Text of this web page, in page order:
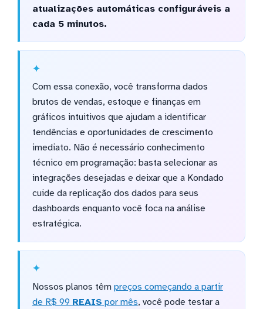
atualizações automáticas configuráveis a
cada 5 minutos.
Com essa conexão, você transforma dados
brutos de vendas, estoque e finanças em
gráficos intuitivos que ajudam a identificar
tendências e oportunidades de crescimento
imediato. Não é necessário conhecimento
técnico em programação: basta selecionar as
integrações desejadas e deixar que a Kondado
cuide da replicação dos dados para seus
dashboards enquanto você foca na análise
estratégica.
Nossos planos têm preços começando a partir
de R$ 99 REAIS por mês, você pode testar a